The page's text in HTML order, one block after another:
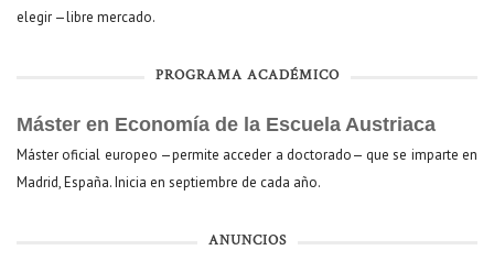
elegir —libre mercado.
PROGRAMA ACADÉMICO
Máster en Economía de la Escuela Austriaca
Máster oficial europeo —permite acceder a doctorado— que se imparte en
Madrid, España. Inicia en septiembre de cada año.
ANUNCIOS